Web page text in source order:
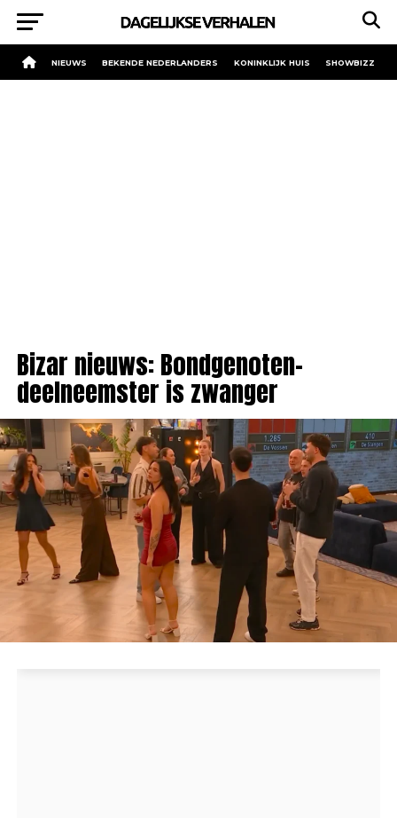
NIEUWS BEKENDE NEDERLANDERS KONINKLIJK HUIS SHOWBIZZ
Bizar nieuws: Bondgenoten-
deelneemster is zwanger